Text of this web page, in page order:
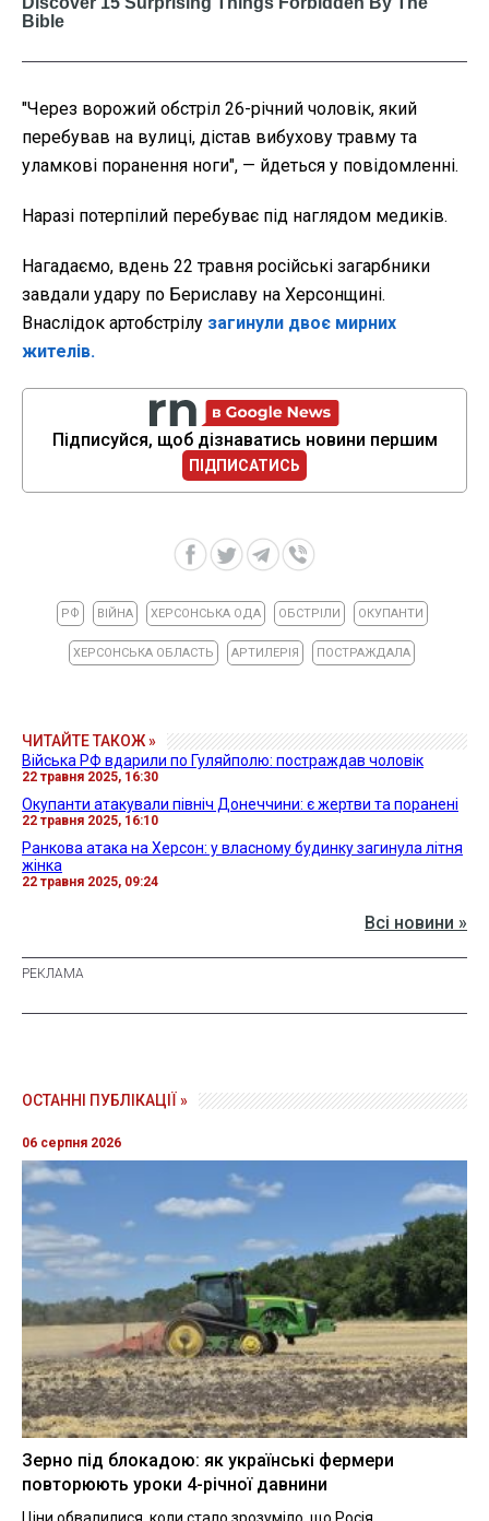
"Через ворожий обстріл 26-річний чоловік, який
перебував на вулиці, дістав вибухову травму та
уламкові поранення ноги", — йдеться у повідомленні.
Наразі потерпілий перебуває під наглядом медиків.
Нагадаємо, вдень 22 травня російські загарбники
завдали удару по Бериславу на Херсонщині.
Внаслідок артобстрілу загинули двоє мирних
жителів.
Підписуйся, щоб дізнаватись новини першим
ПІДПИСАТИСЬ
РФ ВІЙНА ХЕРСОНСЬКА ОДА ОБСТРІЛИ ОКУПАНТИ
ХЕРСОНСЬКА ОБЛАСТЬ АРТИЛЕРІЯ ПОСТРАЖДАЛА
ЧИТАЙТЕ ТАКОЖ »
Війська РФ вдарили по Гуляйполю: постраждав чоловік
22 травня 2025, 16:30
Окупанти атакували північ Донеччини: є жертви та поранені
22 травня 2025, 16:10
Ранкова атака на Херсон: у власному будинку загинула літня
жінка
22 травня 2025, 09:24
Всі новини »
ОСТАННІ ПУБЛІКАЦІЇ »
06 серпня 2026
Зерно під блокадою: як українські фермери
повторюють уроки 4-річної давнини
Ціни обвалилися, коли стало зрозуміло, що Росія